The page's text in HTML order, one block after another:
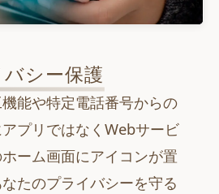
シー保護
能や特定電話番号からの
プリではなくWebサービ
ーム画面にアイコンが置
たのプライバシーを守る